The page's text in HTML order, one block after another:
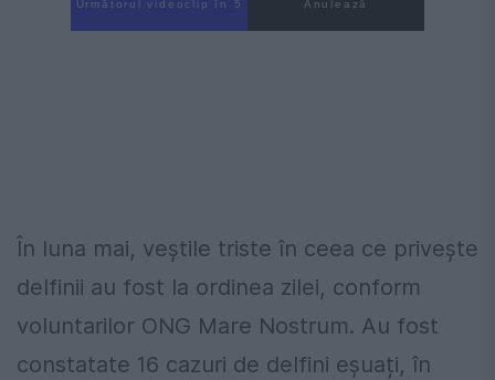
Următorul videoclip în 4 Anulează
În luna mai, veștile triste în ceea ce privește
delfinii au fost la ordinea zilei, conform
voluntarilor ONG Mare Nostrum. Au fost
constatate 16 cazuri de delfini eșuați, în